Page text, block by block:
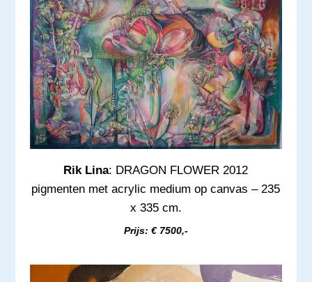
Rik Lina: DRAGON FLOWER 2012
pigmenten met acrylic medium op canvas – 235
x 335 cm.
Prijs: € 7500,-